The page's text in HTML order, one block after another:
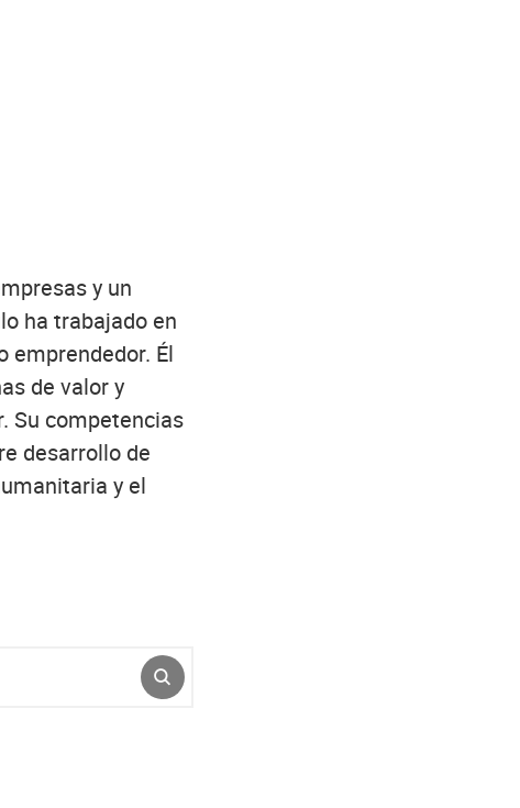
y un
ha trabajado en
emprendedor. Él
de valor y
Su competencias
desarrollo de
y el
ENVIAR